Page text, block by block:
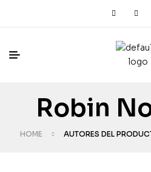
Robin
HOME AUTORES DEL